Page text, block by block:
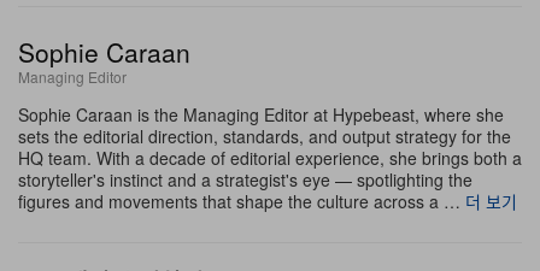
구성으로, 빈티지 피니시 프린트만을 더해 에이징된 베이
스 원단이 시각적 존재감을 온전히 드러내도록 했다.
Yellow B 컬러웨이는 flock 프린트를 도입해 그래픽 표면
자체에 입체적인 텍스처를 형성함으로써, Black과 White
어디에도 없는 촉각적 요소를 더한다. 세 가지 컬러웨이, 세
Sophie Caraan
Managing Editor
Sophie Caraan is the Managing Editor at Hypebeast, where she
sets the editorial direction, standards, and output strategy for the
HQ team. With a decade of editorial experience, she brings both a
storyteller's instinct and a strategist's eye — spotlighting the
figures and movements that shape the culture across a … 더 보기